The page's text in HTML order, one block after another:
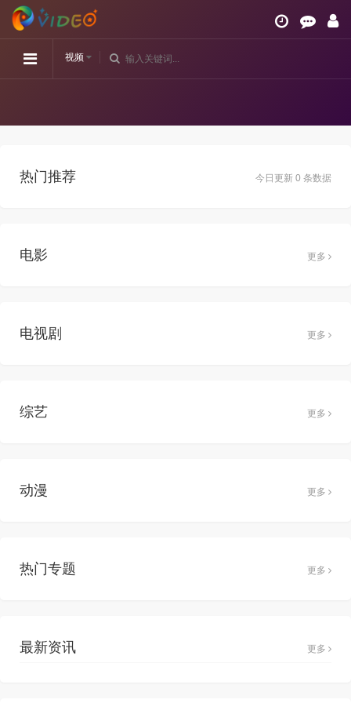
视频
今日更新 0 条数据
热门推荐
电影 更多
电视剧 更多
综艺 更多
动漫 更多
热门专题 更多
最新资讯 更多